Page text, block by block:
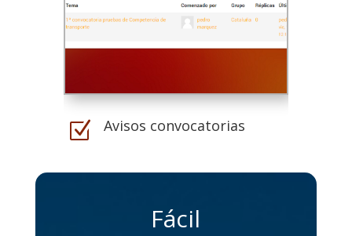
Z Avisos convocatorias
Fácil